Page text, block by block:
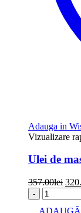
Adauga in
Vizualizare
Ulei de
357.00lei
a
-